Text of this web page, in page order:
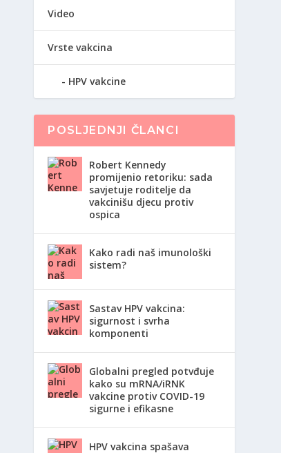
Video
Vrste vakcina
HPV vakcine
POSLJEDNJI ČLANCI
Robert Kennedy
promijenio retoriku: sada
savjetuje roditelje da
vakcinišu djecu protiv
ospica
Kako radi naš imunološki
sistem?
Sastav HPV vakcina:
sigurnost i svrha
komponenti
Globalni pregled potvđuje
kako su mRNA/iRNK
vakcine protiv COVID-19
sigurne i efikasne
HPV vakcina spašava